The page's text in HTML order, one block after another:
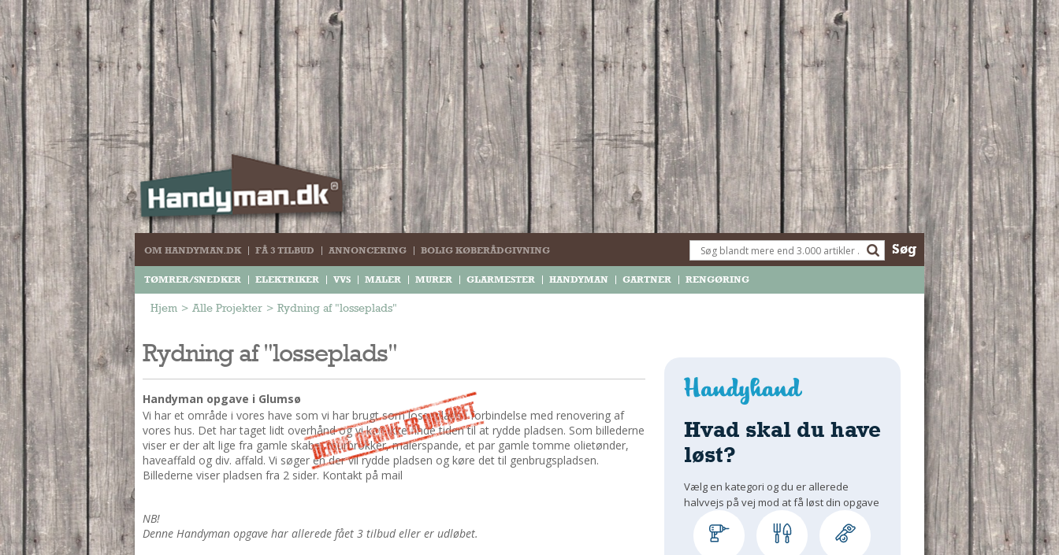
OM HANDYMAN.DK FÅ 3 TILBUD ANNONCERING BOLIG KØBERÅDGIVNING
TØMRER/SNEDKER ELEKTRIKER VVS MALER MURER GLARMESTER HANDYMAN GARTNER RENGØRING
Søg
Hjem > Alle Projekter > Rydning af "losseplads"
Rydning af "losseplads"
Handyman opgave i Glumsø
Vi har et område i vores have som vi har brugt som losseplads i forbindelse med renovering af
vores hus. Det har taget lidt overhånd og vi kan ikke finde tiden til at rydde pladsen. Som billederne
viser er der alt lige fra gamle skabe, murbrokker, malerspande, et par gamle tomme olietønder,
haveaffald og div. affald. Vi søger en der vil rydde pladsen og køre det til genbrugspladsen.
Billederne viser pladsen fra 2 sider. Kontakt på mail
NB!
Denne Handyman opgave har allerede fået 3 tilbud eller er udløbet.
Hvad skal du have
løst?
Vælg en kategori og du er allerede
halvvejs på vej mod at få løst din opgave